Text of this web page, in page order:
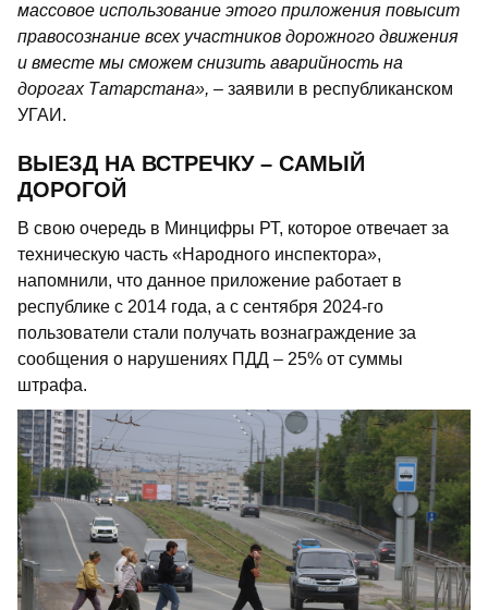
массовое использование этого приложения повысит
правосознание всех участников дорожного движения
и вместе мы сможем снизить аварийность на
дорогах Татарстана», – заявили в республиканском
УГАИ.
ВЫЕЗД НА ВСТРЕЧКУ – САМЫЙ
ДОРОГОЙ
В свою очередь в Минцифры РТ, которое отвечает за
техническую часть «Народного инспектора»,
напомнили, что данное приложение работает в
республике с 2014 года, а с сентября 2024-го
пользователи стали получать вознаграждение за
сообщения о нарушениях ПДД – 25% от суммы
штрафа.